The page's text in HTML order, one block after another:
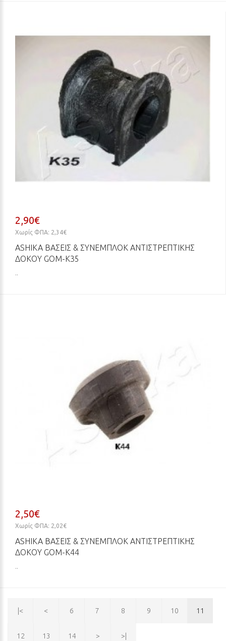
2,90€
Χωρίς ΦΠΑ: 2,34€
ASHIKA ΒΆΣΕΙΣ & ΣΥΝΕΜΠΛΌΚ ΑΝΤΙΣΤΡΕΠΤΙΚΉΣ
ΔΟΚΟΎ GOM-K35
..
2,50€
Χωρίς ΦΠΑ: 2,02€
ASHIKA ΒΆΣΕΙΣ & ΣΥΝΕΜΠΛΌΚ ΑΝΤΙΣΤΡΕΠΤΙΚΉΣ
ΔΟΚΟΎ GOM-K44
..
|< < 6 7 8 9 10 11
12 13 14 > >|